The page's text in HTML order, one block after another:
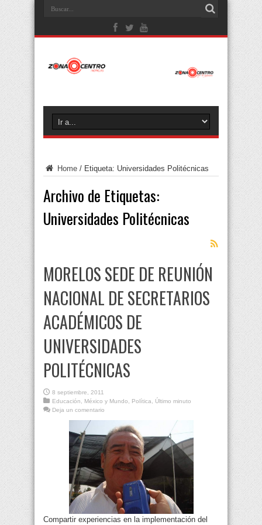
Home / Etiqueta: Universidades Politécnicas
Archivo de Etiquetas:
Universidades Politécnicas
MORELOS SEDE DE REUNIÓN
NACIONAL DE SECRETARIOS
ACADÉMICOS DE
UNIVERSIDADES
POLITÉCNICAS
8 septiembre, 2011
Educación, México y Mundo, Política, Último minuto
Deja un comentario
Compartir experiencias en la implementación del